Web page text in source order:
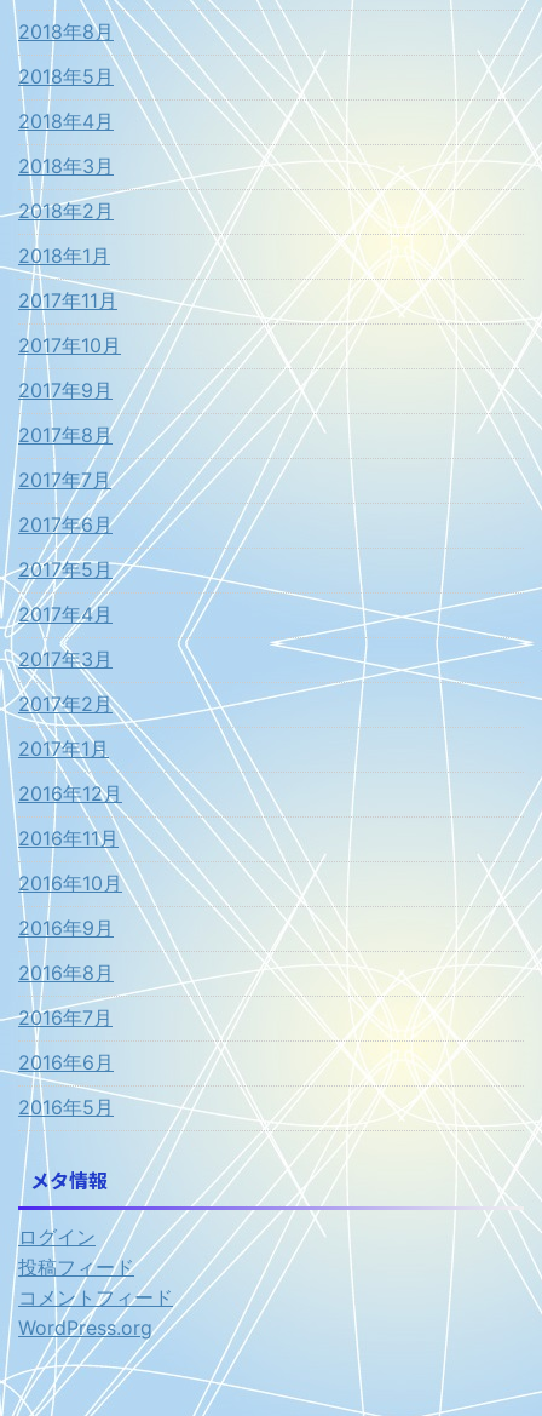
2018年8月
2018年5月
2018年4月
2018年3月
2018年2月
2018年1月
2017年11月
2017年10月
2017年9月
2017年8月
2017年7月
2017年6月
2017年5月
2017年4月
2017年3月
2017年2月
2017年1月
2016年12月
2016年11月
2016年10月
2016年9月
2016年8月
2016年7月
2016年6月
2016年5月
メタ情報
ログイン
投稿フィード
コメントフィード
WordPress.org